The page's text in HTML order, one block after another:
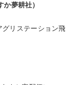
夢耕社）
リステーション飛